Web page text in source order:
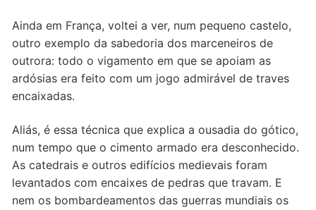
Ainda em França, voltei a ver, num pequeno castelo,
outro exemplo da sabedoria dos marceneiros de
outrora: todo o vigamento em que se apoiam as
ardósias era feito com um jogo admirável de traves
encaixadas.
Aliás, é essa técnica que explica a ousadia do gótico,
num tempo que o cimento armado era desconhecido.
As catedrais e outros edifícios medievais foram
levantados com encaixes de pedras que travam. E
nem os bombardeamentos das guerras mundiais os